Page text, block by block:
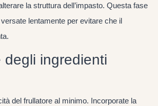
la struttura dell’impasto. Questa fase
lentamente per evitare che il
degli ingredienti
del frullatore al minimo. Incorporate la